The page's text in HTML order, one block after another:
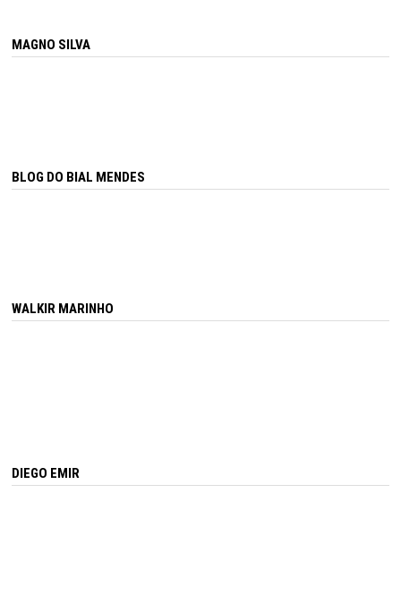
MAGNO SILVA
BLOG DO BIAL MENDES
WALKIR MARINHO
DIEGO EMIR